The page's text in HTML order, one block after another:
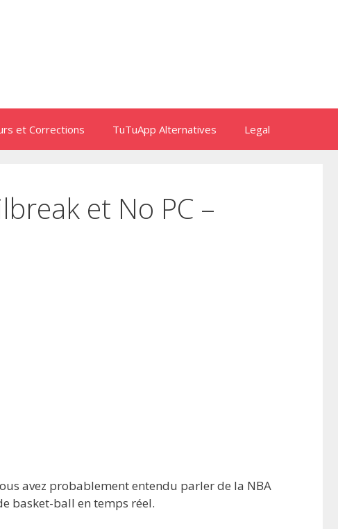
et Corrections TuTuApp Alternatives Legal
et No PC –
avez probablement entendu parler de la NBA
basket-ball en temps réel.